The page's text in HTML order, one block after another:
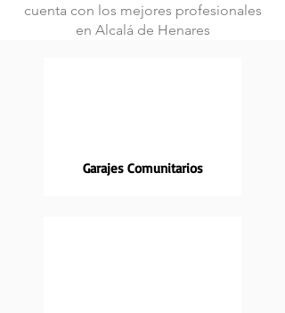
cuenta con los mejores profesionales
en Alcalá de Henares
Garajes Comunitarios